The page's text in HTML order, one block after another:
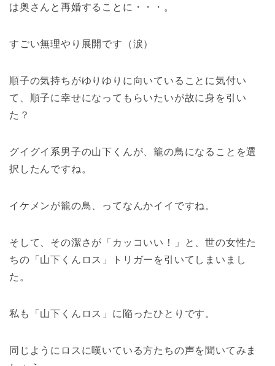
は奥さんと再婚することに・・・。
すごい無理やり展開です（涙）
順子の気持ちがゆりゆりに向いていることに気付い
て、順子に幸せになってもらいたいが故に身を引い
た？
グイグイ系男子の山下くんが、籠の鳥になることを選
択したんですね。
イケメンが籠の鳥、ってなんかイイですね。
そして、その潔さが「カッコいい！」と、世の女性た
ちの「山下くんロス」トリガーを引いてしまいまし
た。
私も「山下くんロス」に陥ったひとりです。
同じようにロスに嘆いている方たちの声を聞いてみま